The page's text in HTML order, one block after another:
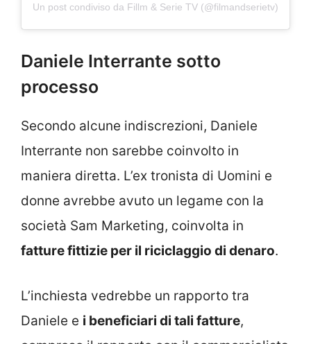
Un post condiviso da Fillm & Serie TV (@filmandserietv)
Daniele Interrante sotto
processo
Secondo alcune indiscrezioni, Daniele
Interrante non sarebbe coinvolto in
maniera diretta. L’ex tronista di Uomini e
donne avrebbe avuto un legame con la
società Sam Marketing, coinvolta in
fatture fittizie per il riciclaggio di denaro.
L’inchiesta vedrebbe un rapporto tra
Daniele e i beneficiari di tali fatture,